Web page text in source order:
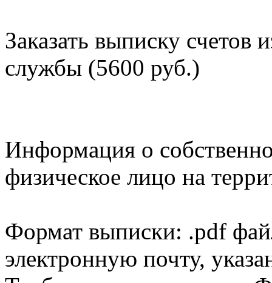
Заказать выписку счетов
службы (5600 руб.)
Информация о
физическое лицо на
Формат выписки: .pdf
электронную почту,